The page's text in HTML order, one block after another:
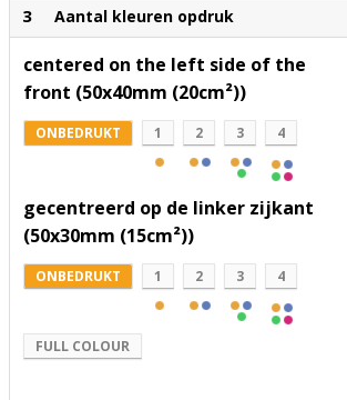
3 Aantal kleuren opdruk
centered on the left side of the
front (50x40mm (20cm²))
ONBEDRUKT 1 2 3 4
gecentreerd op de linker zijkant
(50x30mm (15cm²))
ONBEDRUKT 1 2 3 4
FULL COLOUR